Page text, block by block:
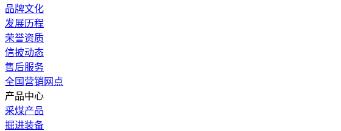
品牌文化
发展历程
荣誉资质
信披动态
售后服务
全国营销网点
产品中心
采煤产品
掘进装备